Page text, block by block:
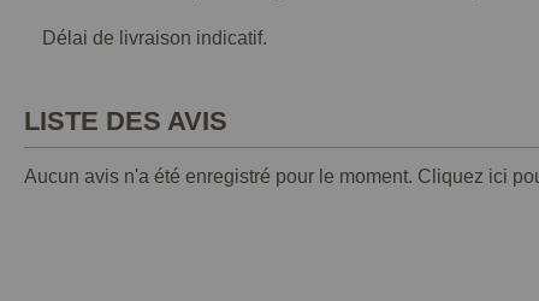
Délai de livraison indicatif.
LISTE DES AVIS
Aucun avis n'a été enregistré pour le moment. Cliquez ici